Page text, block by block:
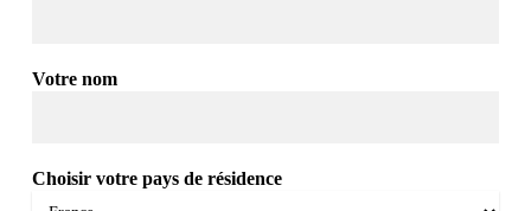
Votre nom
Choisir votre pays de résidence